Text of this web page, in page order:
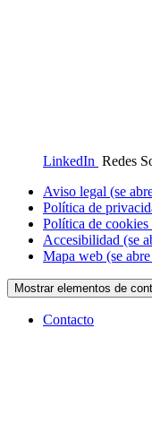
LinkedIn Redes
Aviso legal (se
Política de
Política de cookies
Accesibilidad (se
Mapa web (se
Mostrar elementos de
Contacto